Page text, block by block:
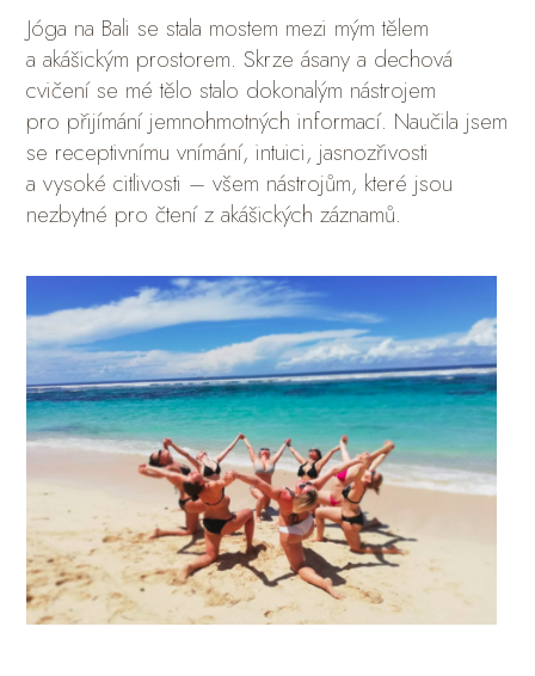
Jóga na Bali se stala mostem mezi mým tělem
a akášickým prostorem. Skrze ásany a dechová
cvičení se mé tělo stalo dokonalým nástrojem
pro přijímání jemnohmotných informací. Naučila jsem
se receptivnímu vnímání, intuici, jasnozřivosti
a vysoké citlivosti – všem nástrojům, které jsou
nezbytné pro čtení z akášických záznamů.